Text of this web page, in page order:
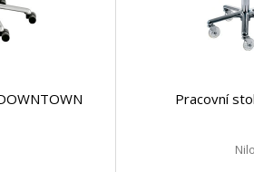
Pracovní